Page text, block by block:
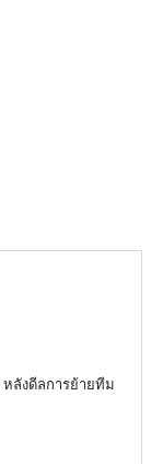
หลังดีลการย้ายทีม